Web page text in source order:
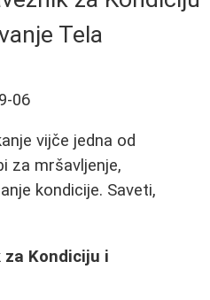
Tela
06
vijče jedna od
za mršavljenje,
kondicije. Saveti,
za Kondiciju i